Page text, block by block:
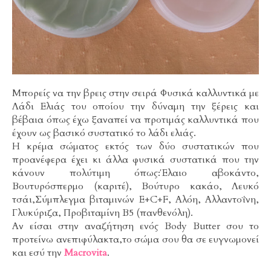
Μπορείς να την βρεις στην σειρά Φυσικά καλλυντικά με
Λάδι Ελιάς του οποίου την δύναμη την ξέρεις και
βέβαια όπως έχω ξαναπεί να προτιμάς καλλυντικά που
έχουν ως βασικό συστατικό το λάδι ελιάς.
H κρέμα σώματος εκτός των δύο συστατικών που
προανέφερα έχει κι άλλα φυσικά συστατικά που την
κάνουν πολύτιμη όπως:Έλαιο αβοκάντο,
Βουτυρόσπερμο (καριτέ), Βούτυρο κακάο, Λευκό
τσάι,Σύμπλεγμα βιταμινών E+C+F, Αλόη, Αλλαντοΐνη,
Γλυκύριζα, Προβιταμίνη B5 (πανθενόλη).
Αν είσαι στην αναζήτηση ενός Body Butter σου το
προτείνω ανεπιφύλακτα,το σώμα σου θα σε ευγνωμονεί
και εσύ την Macrovita.